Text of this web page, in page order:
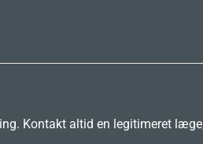
Kontakt altid en legitimeret